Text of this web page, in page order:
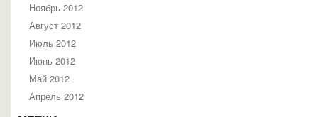
Ноябрь 2012
Август 2012
Июль 2012
Июнь 2012
Май 2012
Апрель 2012